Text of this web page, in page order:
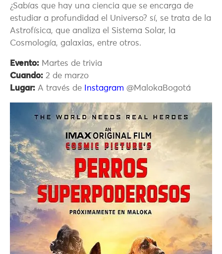
¿Sabías que hay una ciencia que se encarga de
estudiar a profundidad el Universo? sí, se trata de la
Astrofísica, que analiza el Sistema Solar, la
Cosmología, galaxias, entre otros.
Evento: Martes de trivia
Cuando: 2 de marzo
Lugar: A través de Instagram @MalokaBogotá